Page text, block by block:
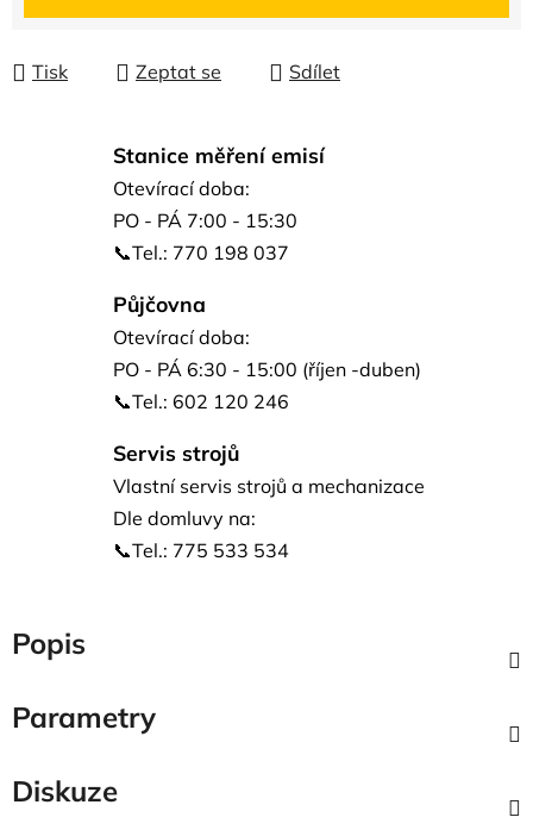
Tisk Zeptat se Sdílet
Stanice měření emisí
Otevírací doba:
PO - PÁ 7:00 - 15:30
📞Tel.: 770 198 037
Půjčovna
Otevírací doba:
PO - PÁ 6:30 - 15:00 (říjen -duben)
📞Tel.: 602 120 246
Servis strojů
Vlastní servis strojů a mechanizace
Dle domluvy na:
📞Tel.: 775 533 534
Popis
Parametry
Diskuze